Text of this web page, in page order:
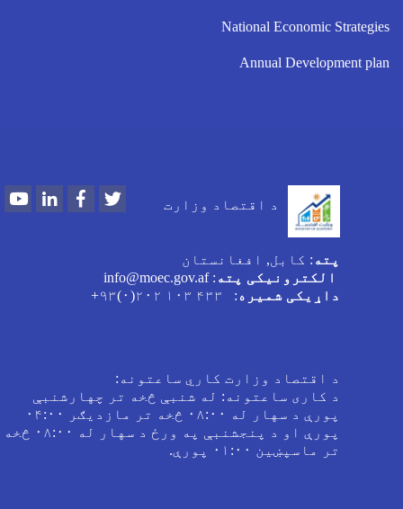
National Economic Strategies
Annual Development plan
د اقتصاد وزارت
YoutubeLinkedInFacebook
پته : کابل, افغانستان
الکترونیکی پته : info@moec.gov.af
داړیکی شمیره : ۴۳۳ ۱۰۳ ۲۰۲(۰)۹۳+
د اقتصاد وزارت کاري ساعتونه:
د کاری ساعتونه: له شنبې څخه تر چهارشنبې
پورې د سهار له ۰۸:۰۰ څخه تر مازدیګر ۰۴:۰۰
پورې او د پنجشنبې په ورځ د سهار له ۰۸:۰۰ څخه
تر ماسپښین ۰۱:۰۰ پورې.